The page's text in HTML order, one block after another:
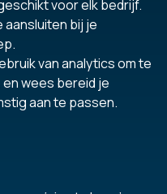
voor elk bedrijf.
bij je
van analytics om te
wees bereid je
aan te passen.